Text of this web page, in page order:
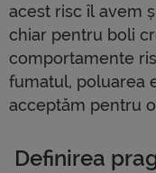
acest risc îl avem
chiar pentru boli
comportamente
fumatul, poluarea
acceptăm pentru
Definirea